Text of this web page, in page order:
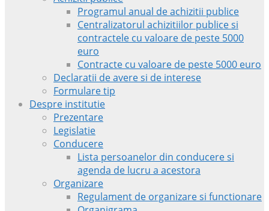
Programul anual de achizitii publice
Centralizatorul achizitiilor publice si
contractele cu valoare de peste 5000
euro
Contracte cu valoare de peste 5000 euro
Declaratii de avere si de interese
Formulare tip
Despre institutie
Prezentare
Legislatie
Conducere
Lista persoanelor din conducere si
agenda de lucru a acestora
Organizare
Regulament de organizare si functionare